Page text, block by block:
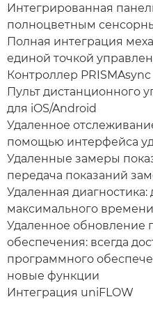
Интегрированная
полноцветным
Полная интеграция
единой точкой
Контроллер PRISMAsync
Пульт дистанционного
для iOS/Android
Удаленное
помощью интерфейса
Удаленные замеры
передача показаний
Удаленная
максимального
Удаленное обновление
обеспечения: всегда
программного
новые функции
Интеграция uniFLOW